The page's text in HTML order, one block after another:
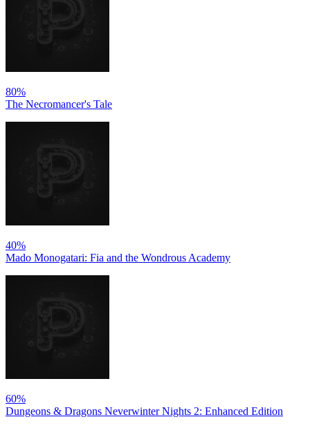
80%
The Necromancer's Tale
40%
Mado Monogatari: Fia and the Wondrous Academy
60%
Dungeons & Dragons Neverwinter Nights 2: Enhanced Edition